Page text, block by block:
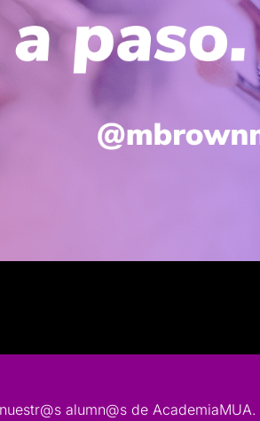
alumn@s de AcademiaMUA.